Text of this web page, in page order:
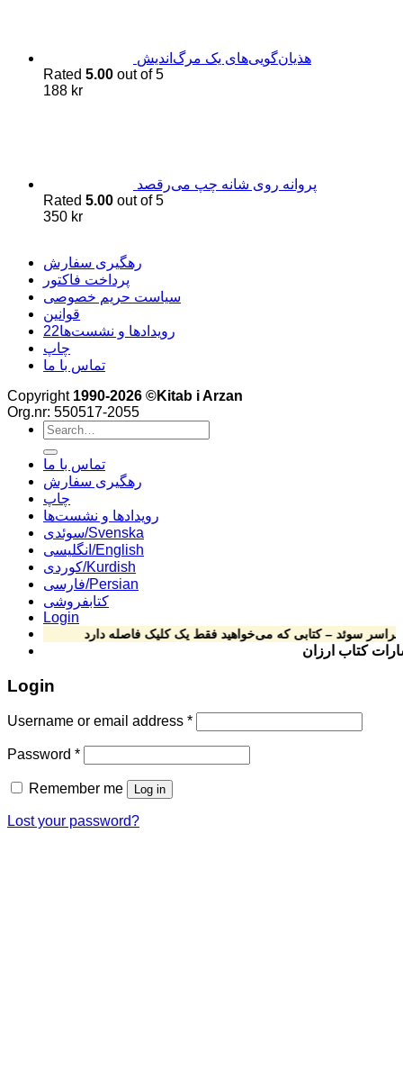
هذیان‌گویی‌های یک مرگ‌اندیش
Rated 5.00 out of 5
188 kr
پروانه روی شانه چپ می‌رقصد
Rated 5.00 out of 5
350 kr
رهگیری سفارش
پرداخت فاکتور
سیاست حریم خصوصی
قوانین
22رویدادها و نشست‌ها
چاپ
تماس با ما
Copyright 1990-2026 ©Kitab i Arzan
Org.nr: 550517-2055
Search
for:
تماس با ما
رهگیری سفارش
چاپ
رویدادها و نشست‌ها
سوئدی/Svenska
انگلیسی/English
کوردی/Kurdish
فارسی/Persian
کتابفروشی
Login
Login
Username or email address *
Password *
Remember me Log in
Lost your password?